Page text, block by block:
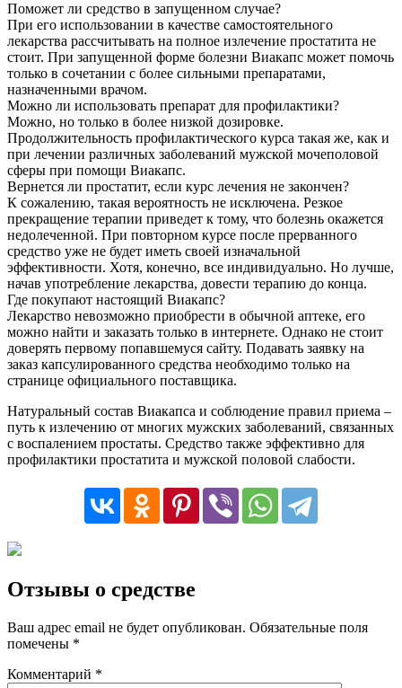
Поможет ли средство в запущенном случае?
При его использовании в качестве самостоятельного
лекарства рассчитывать на полное излечение простатита не
стоит. При запущенной форме болезни Виакапс может помочь
только в сочетании с более сильными препаратами,
назначенными врачом.
Можно ли использовать препарат для профилактики?
Можно, но только в более низкой дозировке.
Продолжительность профилактического курса такая же, как и
при лечении различных заболеваний мужской мочеполовой
сферы при помощи Виакапс.
Вернется ли простатит, если курс лечения не закончен?
К сожалению, такая вероятность не исключена. Резкое
прекращение терапии приведет к тому, что болезнь окажется
недолеченной. При повторном курсе после прерванного
средство уже не будет иметь своей изначальной
эффективности. Хотя, конечно, все индивидуально. Но лучше,
начав употребление лекарства, довести терапию до конца.
Где покупают настоящий Виакапс?
Лекарство невозможно приобрести в обычной аптеке, его
можно найти и заказать только в интернете. Однако не стоит
доверять первому попавшемуся сайту. Подавать заявку на
заказ капсулированного средства необходимо только на
странице официального поставщика.
Натуральный состав Виакапса и соблюдение правил приема –
путь к излечению от многих мужских заболеваний, связанных
с воспалением простаты. Средство также эффективно для
профилактики простатита и мужской половой слабости.
Отзывы о средстве
Ваш адрес email не будет опубликован. Обязательные поля
помечены *
Комментарий *